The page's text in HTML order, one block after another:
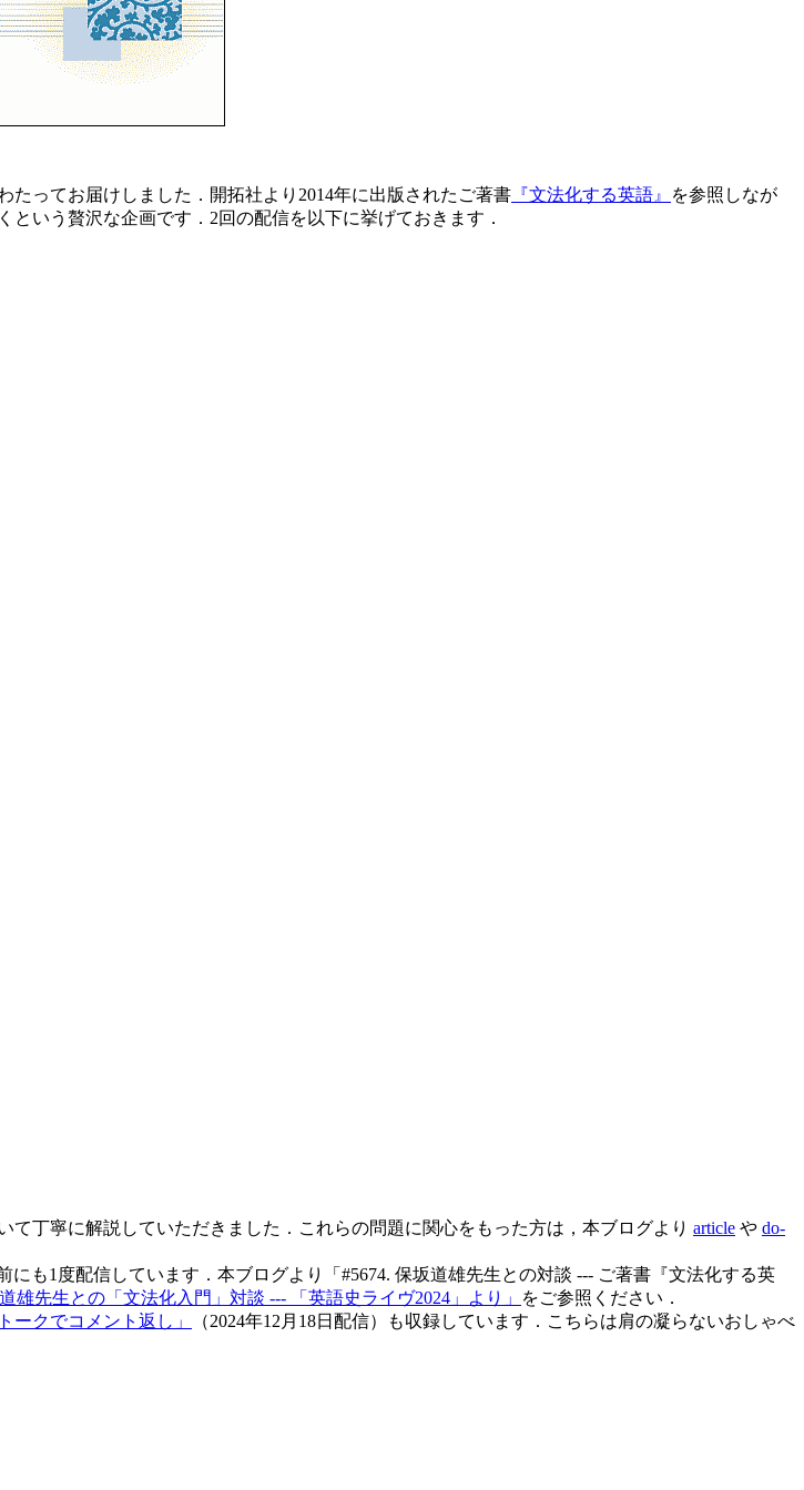
たってお届けしました．開拓社より2014年に出版されたご著書 『文法化する英語』
を参照しなが
いう贅沢な企画です．2回の配信を以下に挙げておきます．
て丁寧に解説していただきました．これらの問題に関心をもった方は，本ブログより article や do-
も1度配信しています．本ブログより「#5674. 保坂道雄先生との対談 --- ご著書『文法化する英
道雄先生との「文法化入門」対談 --- 「英語史ライヴ2024」より」
をご参照ください．
ークでコメント返し」
（2024年12月18日配信）も収録しています．こちらは肩の凝らないおしゃべ